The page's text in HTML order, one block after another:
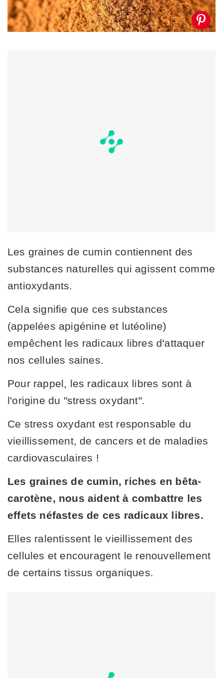
Les graines de cumin contiennent des
substances naturelles qui agissent comme
antioxydants.
Cela signifie que ces substances
(appelées apigénine et lutéoline)
empêchent les radicaux libres d'attaquer
nos cellules saines.
Pour rappel, les radicaux libres sont à
l'origine du "stress oxydant".
Ce stress oxydant est responsable du
vieillissement, de cancers et de maladies
cardiovasculaires !
Les graines de cumin, riches en bêta-
carotène, nous aident à combattre les
effets néfastes de ces radicaux libres.
Elles ralentissent le vieillissement des
cellules et encouragent le renouvellement
de certains tissus organiques.